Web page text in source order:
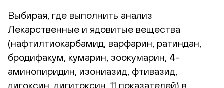
Выбирая, где выполнить анализ
Лекарственные и ядовитые вещества
(нафтилтиокарбамид, варфарин, ратиндан,
бродифакум, кумарин, зоокумарин, 4-
аминопиридин, изониазид, фтивазид,
дигоксин, дигитоксин, 11 показателей) в